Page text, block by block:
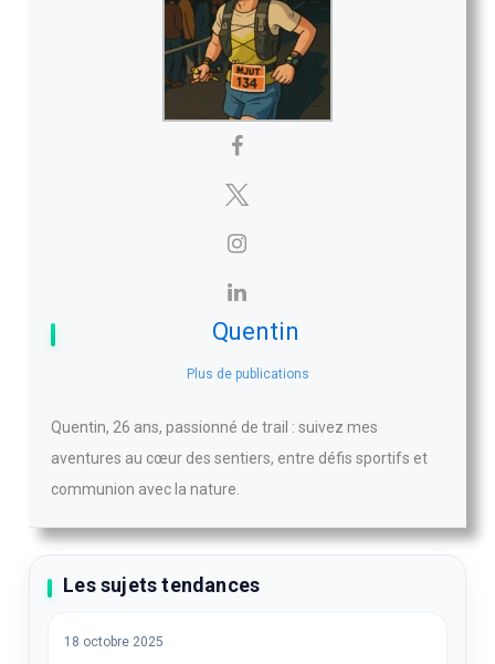
Quentin
Plus de publications
Quentin, 26 ans, passionné de trail : suivez mes
aventures au cœur des sentiers, entre défis sportifs et
communion avec la nature.
Les sujets tendances
18 octobre 2025